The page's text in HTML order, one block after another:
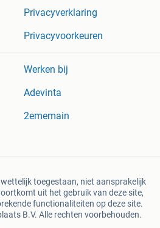
Privacyverklaring
Privacyvoorkeuren
Werken bij
Adevinta
2ememain
toegestaan, niet aansprakelijk
uit het gebruik van deze site,
functionaliteiten op deze site.
B.V. Alle rechten voorbehouden.